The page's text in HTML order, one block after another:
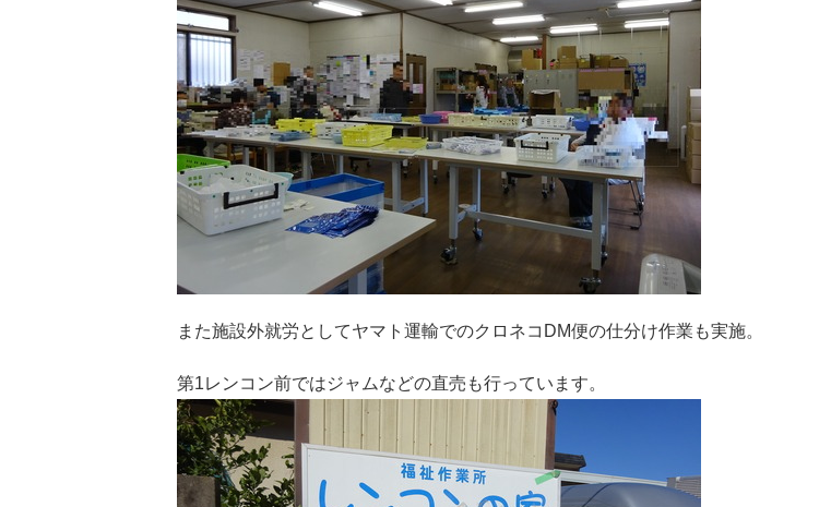
また施設外就労としてヤマト運輸でのクロネコDM便の仕分け作業も実施。
第1レンコン前ではジャムなどの直売も行っています。